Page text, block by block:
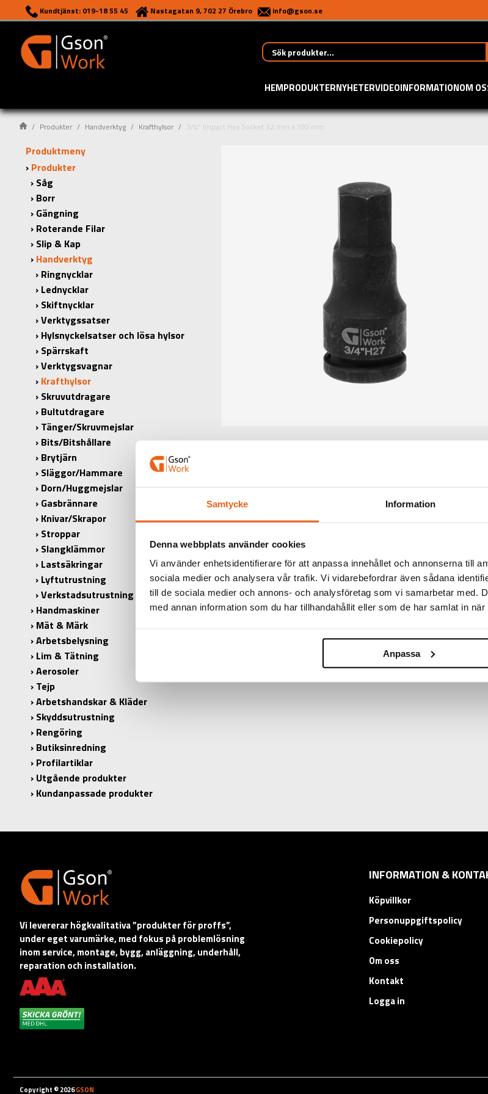
Samtycke Information
Denna webbplats använder cookies
Vi använder enhetsidentifierare för att anpassa innehållet och annonserna till
sociala medier och analysera vår trafik. Vi vidarebefordrar även sådana
till de sociala medier och annons- och analysföretag som vi samarbetar med.
med annan information som du har tillhandahållit eller som de har samlat in
Anpassa
Kundtjänst: 019-18 55 45 Nastagatan 9, 702 27 Örebro info@gson.se
HEMPRODUKTERNYHETERVIDEOINFORMATIONOM
Produkter Handverktyg Krafthylsor 3/4" Impact Hex Socket 32 mm x 100 mm
Produktmeny
Produkter
Såg
Borr
Gängning
Roterande Filar
Slip & Kap
Handverktyg
Ringnycklar
Lednycklar
Skiftnycklar
Verktygssatser
Hylsnyckelsatser och lösa hylsor
Spärrskaft
Verktygsvagnar
Krafthylsor
Skruvutdragare
Bultutdragare
Tänger/Skruvmejslar
Bits/Bitshållare
Brytjärn
Släggor/Hammare
Dorn/Huggmejslar
Gasbrännare
Knivar/Skrapor
Stroppar
Slangklämmor
Lastsäkringar
Lyftutrustning
Verkstadsutrustning
Handmaskiner
Mät & Märk
Arbetsbelysning
Lim & Tätning
Aerosoler
Tejp
Arbetshandskar & Kläder
Skyddsutrustning
Rengöring
Butiksinredning
Profilartiklar
Utgående produkter
Kundanpassade produkter
ANTAL I KARTONG:
10 st
Vi levererar högkvalitativa ”produkter för proffs”,
under eget varumärke, med fokus på problemlösning
inom service, montage, bygg, anläggning, underhåll,
reparation och installation.
INFORMATION &
Köpvillkor
Personuppgiftspolicy
Cookiepolicy
Om oss
Kontakt
Logga in
Copyright © 2026GSON